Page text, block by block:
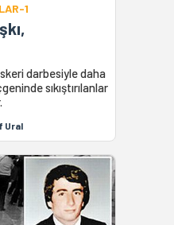
1
darbesiyle daha
sıkıştırılanlar
Ural